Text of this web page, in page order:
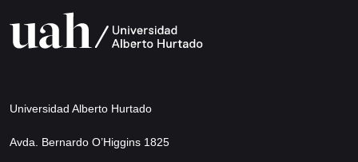
Universidad Alberto Hurtado
Avda. Bernardo O’Higgins 1825